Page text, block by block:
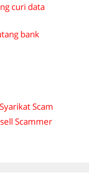
curi data
bank
Scam
Scammer